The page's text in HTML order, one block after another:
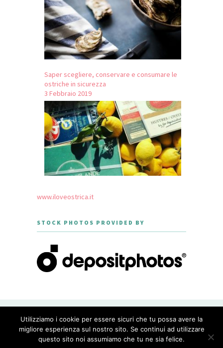
Saper scegliere, conservare e consumare le
ostriche in sicurezza
3 Febbraio 2019
www.iloveostrica.it
STOCK PHOTOS PROVIDED BY
GOURMET - THEME DESIGNED BY
MERIDIANTHEMES
Utilizziamo i cookie per essere sicuri che tu possa avere la
migliore esperienza sul nostro sito. Se continui ad utilizzare
questo sito noi assumiamo che tu ne sia felice.